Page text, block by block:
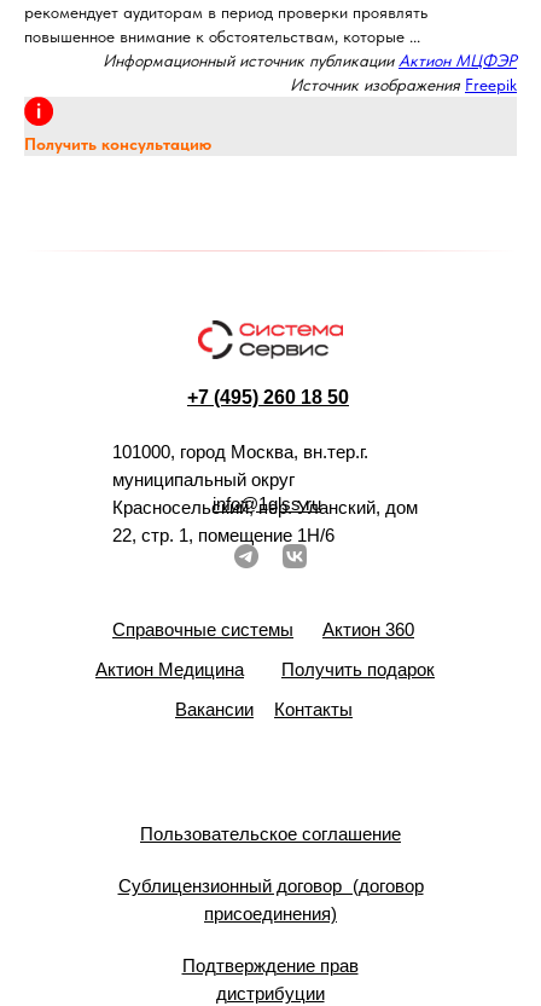
рекомендует аудиторам в период проверки проявлять
повышенное внимание к обстоятельствам, которые ...
Информационный источник публикации Актион МЦФЭР
Источник изображения Freepik
Получить консультацию
+7 (495) 260 18 50
101000, город Москва, вн.тер.г.
муниципальный округ
Красносельский, пер. Уланский, дом
22, стр. 1, помещение 1Н/6
info@1glss.ru
Справочные системы
Актион 360
Актион Медицина
Получить подарок
Вакансии
Контакты
Пользовательское соглашение
Сублицензионный договор (договор
присоединения)
Подтверждение прав
дистрибуции